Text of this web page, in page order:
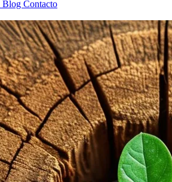
Blog Contacto